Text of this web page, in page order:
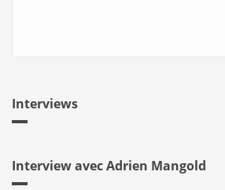
Interviews
Interview avec Adrien Mangold